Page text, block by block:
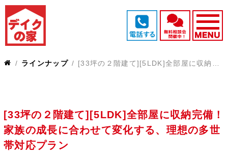
ラインナップ [33坪の２階建て][5LDK]全部屋に収納完備！家族の成長に合わせて変化する、理想の多世帯対応プラン
[33坪の２階建て][5LDK]全部屋に収納完備！
家族の成長に合わせて変化する、理想の多世
帯対応プラン